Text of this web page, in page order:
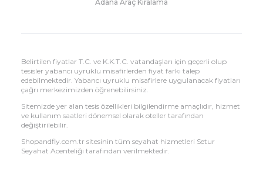
Adana Araç Kiralama
Belirtilen fiyatlar T.C. ve K.K.T.C. vatandaşları için geçerli olup
tesisler yabancı uyruklu misafirlerden fiyat farkı talep
edebilmektedir. Yabancı uyruklu misafirlere uygulanacak fiyatları
çağrı merkezimizden öğrenebilirsiniz.
Sitemizde yer alan tesis özellikleri bilgilendirme amaçlıdır, hizmet
ve kullanım saatleri dönemsel olarak oteller tarafından
değiştirilebilir.
Shopandfly.com.tr sitesinin tüm seyahat hizmetleri Setur
Seyahat Acenteliği tarafından verilmektedir.